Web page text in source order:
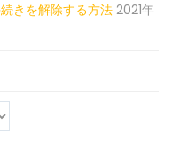
きを解除する方法 2021年